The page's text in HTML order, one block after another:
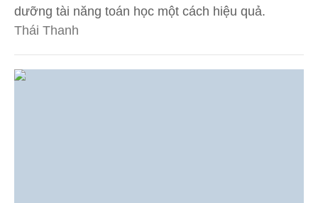
dưỡng tài năng toán học một cách hiệu quả.
Thái Thanh